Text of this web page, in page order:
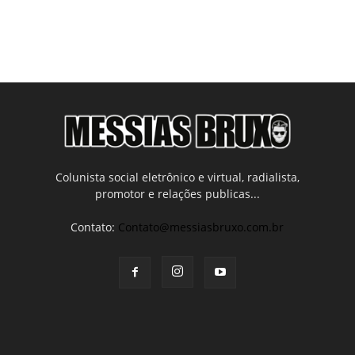
Colunista social eletrônico e virtual, radialista,
promotor e relações publicas...
Contato: Contato@messiasbruxo.com.br